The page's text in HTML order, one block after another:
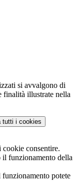
si avvalgono di
finalità illustrate nella
tutti i cookies
cookie consentire.
il funzionamento della
funzionamento potete